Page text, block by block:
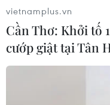
vietnamplus.vn
Cần Thơ: Khởi tố
cướp giật tại Tân